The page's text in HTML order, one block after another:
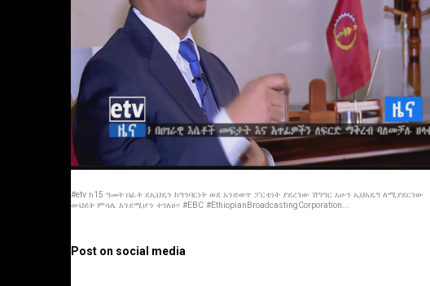
#etv ከ15 ዓመት በፊት ደኢህዴን ከግንባርነት ወደ አንድወጥ ፓርቲነት ያደረገው ሽግግር አሁን ኢህአዴግ ለሚያደርገው
ውህደት ምሳሌ እንደሚሆን ተገለፀ። #EBC #EthiopianBroadcastingCorporation...
Post on social media